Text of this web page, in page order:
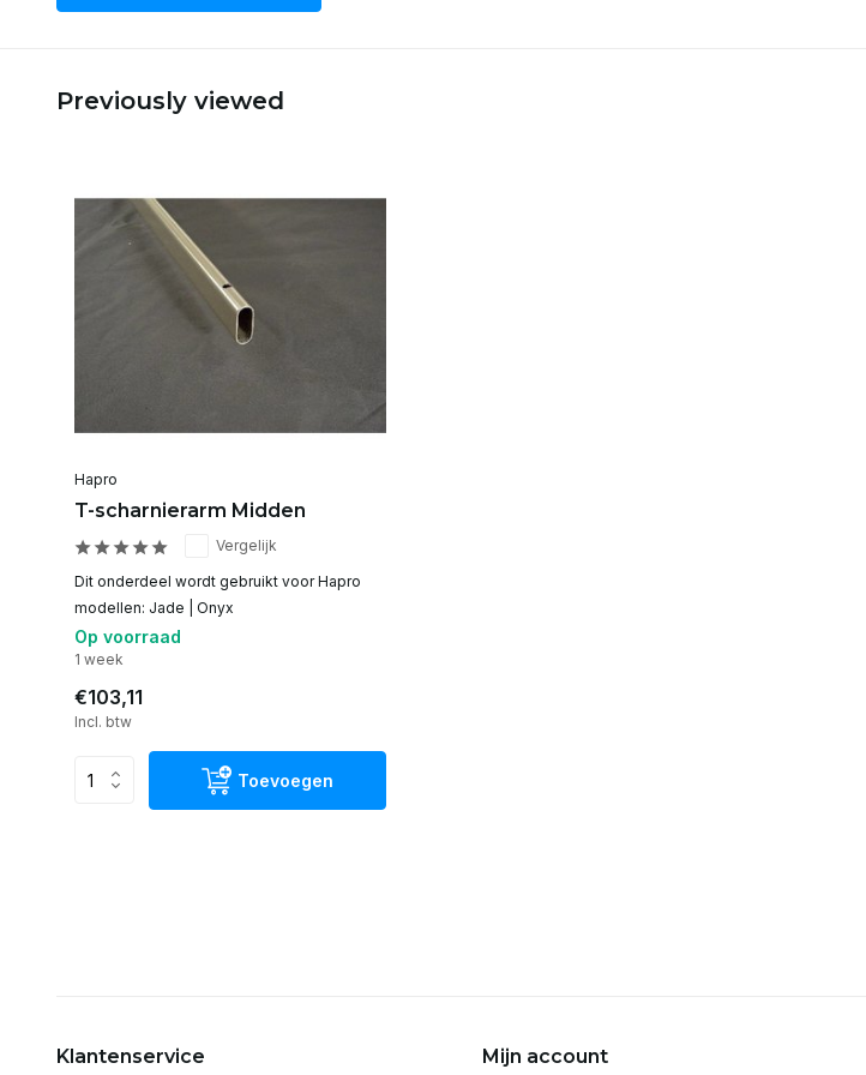
Previously viewed
Hapro
T-scharnierarm Midden
Vergelijk
Dit onderdeel wordt gebruikt voor Hapro
modellen: Jade | Onyx
Op voorraad
1 week
€103,11
Incl. btw
Toevoegen
Klantenservice Mijn account